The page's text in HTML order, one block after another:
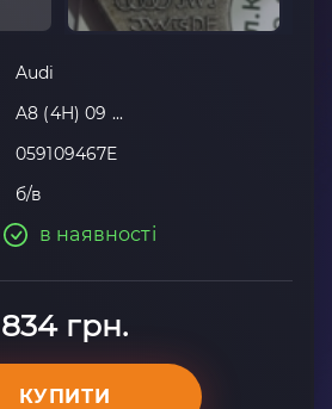
Audi
A8 (4H) 09 ...
059109467E
б/в
в наявності
834 грн.
КУПИТИ